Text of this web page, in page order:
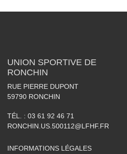
UNION SPORTIVE DE
RONCHIN
RUE PIERRE DUPONT
59790 RONCHIN
TÉL. : 03 61 92 46 71
RONCHIN.US.500112@LFHF.FR
INFORMATIONS LÉGALES